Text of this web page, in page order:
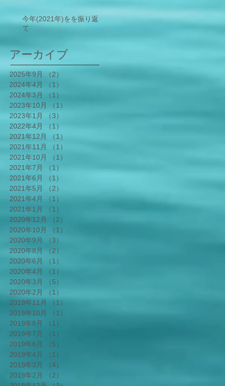
今年(2021年)をを振り返っ
て
アーカイブ
2025年9月 （2）
2024年4月
（1）
2024年3月
（1）
2023年10月
（1）
2023年1月
（3）
2022年4月
（1）
2021年12月
（1）
2021年11月
（1）
2021年10月
（1）
2021年7月
（1）
2021年6月
（1）
2021年5月
（2）
2021年4月
（1）
2021年1月
（1）
2020年12月
（2）
2020年10月
（1）
2020年9月
（3）
2020年8月
（2）
2020年6月
（1）
2020年4月
（1）
2020年3月
（5）
2020年2月
（1）
2019年11月
（1）
2019年10月
（1）
2019年8月
（1）
2019年7月
（1）
2019年6月
（5）
2019年4月
（1）
2019年3月
（4）
2019年2月
（2）